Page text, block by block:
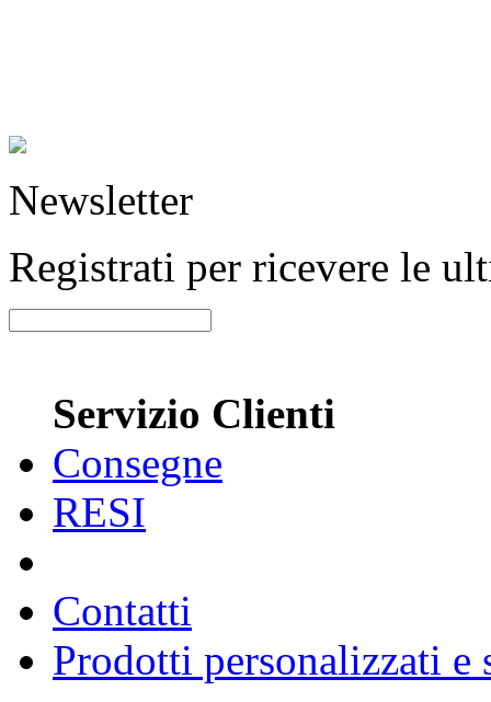
Newsletter
Registrati per ricevere le
Servizio Clienti
Consegne
RESI
Contatti
Prodotti personalizzati e